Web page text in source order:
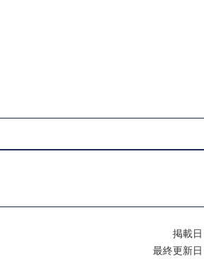
掲載
最終更新